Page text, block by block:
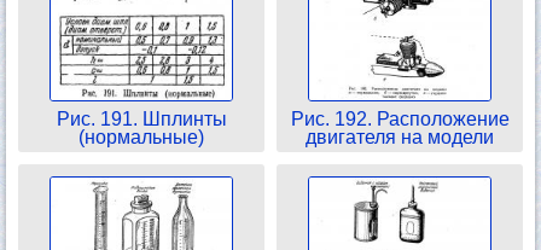
Рис. 191. Шплинты
(нормальные)
Рис. 192. Расположение
двигателя на модели